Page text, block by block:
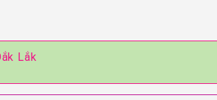
Lắk